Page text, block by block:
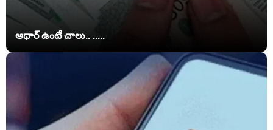
ఆధార్ ఉంటే చాలు.. .....